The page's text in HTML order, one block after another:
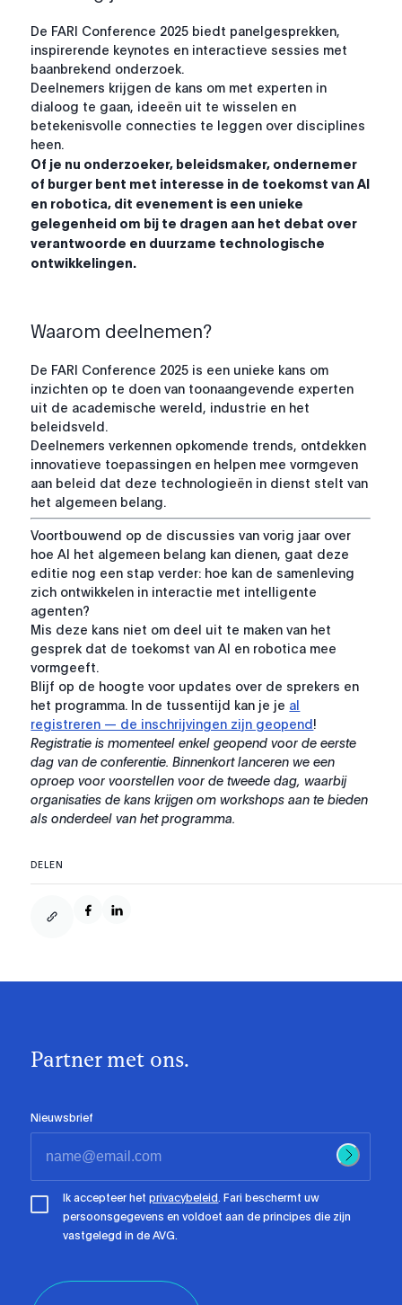
De FARI Conference 2025 biedt panelgesprekken,
inspirerende keynotes en interactieve sessies met
baanbrekend onderzoek.
Deelnemers krijgen de kans om met experten in
dialoog te gaan, ideeën uit te wisselen en
betekenisvolle connecties te leggen over disciplines
heen.
Of je nu onderzoeker, beleidsmaker, ondernemer
of burger bent met interesse in de toekomst van AI
en robotica, dit evenement is een unieke
gelegenheid om bij te dragen aan het debat over
verantwoorde en duurzame technologische
ontwikkelingen.
Waarom deelnemen?
De FARI Conference 2025 is een unieke kans om
inzichten op te doen van toonaangevende experten
uit de academische wereld, industrie en het
beleidsveld.
Deelnemers verkennen opkomende trends, ontdekken
innovatieve toepassingen en helpen mee vormgeven
aan beleid dat deze technologieën in dienst stelt van
het algemeen belang.
Voortbouwend op de discussies van vorig jaar over
hoe AI het algemeen belang kan dienen, gaat deze
editie nog een stap verder: hoe kan de samenleving
zich ontwikkelen in interactie met intelligente
agenten?
Mis deze kans niet om deel uit te maken van het
gesprek dat de toekomst van AI en robotica mee
vormgeeft.
Blijf op de hoogte voor updates over de sprekers en
het programma. In de tussentijd kan je je al
registreren — de inschrijvingen zijn geopend!
Registratie is momenteel enkel geopend voor de eerste
dag van de conferentie. Binnenkort lanceren we een
oproep voor voorstellen voor de tweede dag, waarbij
organisaties de kans krijgen om workshops aan te bieden
als onderdeel van het programma.
DELEN
Partner met ons.
Nieuwsbrief
Ik accepteer hetprivacybeleid. Fari beschermt uw
persoonsgegevens en voldoet aan de principes die zijn
vastgelegd in de AVG.